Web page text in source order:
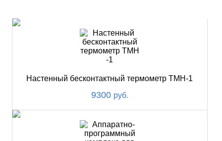
Настенный бесконтактный термометр ТМН-1
9300 руб.